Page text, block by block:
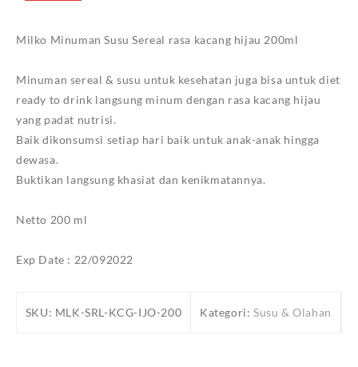
Milko Minuman Susu Sereal rasa kacang hijau 200ml
Minuman sereal & susu untuk kesehatan juga bisa untuk diet
ready to drink langsung minum dengan rasa kacang hijau
yang padat nutrisi.
Baik dikonsumsi setiap hari baik untuk anak-anak hingga
dewasa.
Buktikan langsung khasiat dan kenikmatannya.
Netto 200 ml
Exp Date : 22/092022
SKU: MLK-SRL-KCG-IJO-200 Kategori:Susu & Olahan